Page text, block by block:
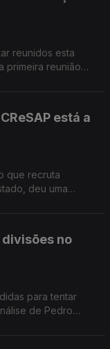
reunidos esta
primeira reunião
está a
que recruta
deu uma
no
para tentar
de Pedro